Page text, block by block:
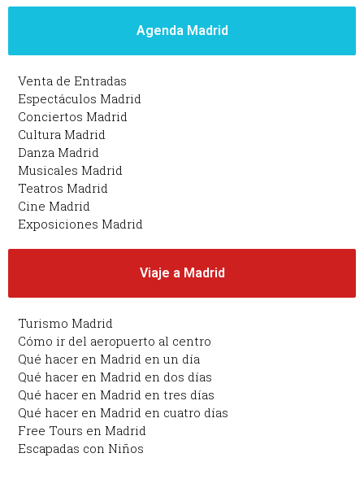
Agenda Madrid
Venta de Entradas
Espectáculos Madrid
Conciertos Madrid
Cultura Madrid
Danza Madrid
Musicales Madrid
Teatros Madrid
Cine Madrid
Exposiciones Madrid
Viaje a Madrid
Turismo Madrid
Cómo ir del aeropuerto al centro
Qué hacer en Madrid en un día
Qué hacer en Madrid en dos días
Qué hacer en Madrid en tres días
Qué hacer en Madrid en cuatro días
Free Tours en Madrid
Escapadas con Niños